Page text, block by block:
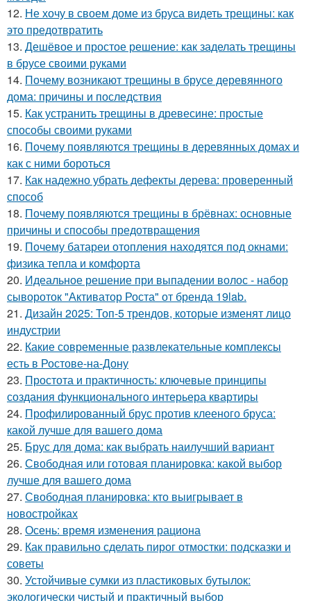
12. Не хочу в своем доме из бруса видеть трещины: как
это предотвратить
13. Дешёвое и простое решение: как заделать трещины
в брусе своими руками
14. Почему возникают трещины в брусе деревянного
дома: причины и последствия
15. Как устранить трещины в древесине: простые
способы своими руками
16. Почему появляются трещины в деревянных домах и
как с ними бороться
17. Как надежно убрать дефекты дерева: проверенный
способ
18. Почему появляются трещины в брёвнах: основные
причины и способы предотвращения
19. Почему батареи отопления находятся под окнами:
физика тепла и комфорта
20. Идеальное решение при выпадении волос - набор
сывороток "Активатор Роста" от бренда 19lab.
21. Дизайн 2025: Топ-5 трендов, которые изменят лицо
индустрии
22. Какие современные развлекательные комплексы
есть в Ростове-на-Дону
23. Простота и практичность: ключевые принципы
создания функционального интерьера квартиры
24. Профилированный брус против клееного бруса:
какой лучше для вашего дома
25. Брус для дома: как выбрать наилучший вариант
26. Свободная или готовая планировка: какой выбор
лучше для вашего дома
27. Свободная планировка: кто выигрывает в
новостройках
28. Осень: время изменения рациона
29. Как правильно сделать пирог отмостки: подсказки и
советы
30. Устойчивые сумки из пластиковых бутылок:
экологически чистый и практичный выбор